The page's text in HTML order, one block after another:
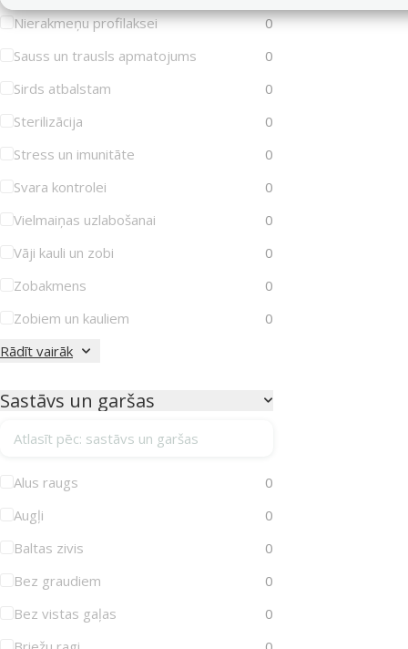
Nierakmeņu profilaksei
0
Sauss un trausls apmatojums
0
Sirds atbalstam
0
Sterilizācija
0
Stress un imunitāte
0
Svara kontrolei
0
Vielmaiņas uzlabošanai
0
Vāji kauli un zobi
0
Zobakmens
0
Zobiem un kauliem
0
Rādīt vairāk
Sastāvs un garšas
Atlasīt pēc: sastāvs un garšas
Alus raugs
0
Augļi
0
Baltas zivis
0
Bez graudiem
0
Bez vistas gaļas
0